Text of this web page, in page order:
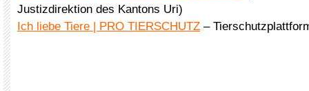
Justizdirektion des Kantons Uri)
Ich liebe Tiere | PRO TIERSCHUTZ –